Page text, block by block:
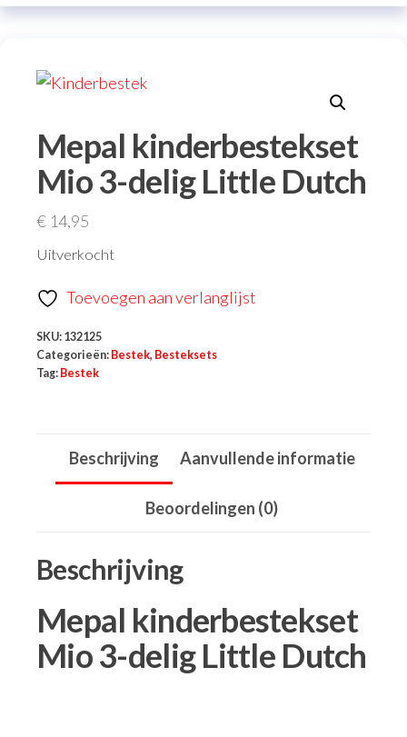
Mepal kinderbestekset
Mio 3-delig Little Dutch
€ 14,95
Uitverkocht
Toevoegen aan verlanglijst
SKU: 132125
Categorieën: Bestek, Besteksets
Tag: Bestek
Beschrijving Aanvullende informatie
Beoordelingen (0)
Beschrijving
Mepal kinderbestekset
Mio 3-delig Little Dutch